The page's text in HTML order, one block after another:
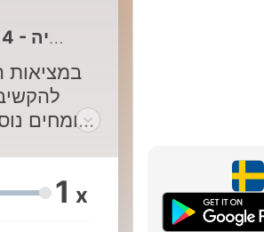
במציאות
1 x